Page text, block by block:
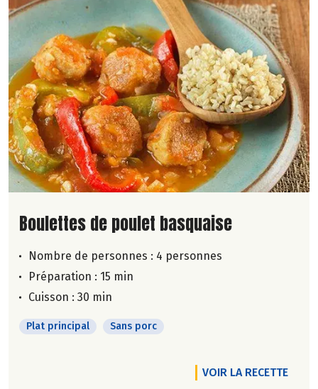
Lire la suite de la recette
Boulettes de poulet basquaise
Nombre de personnes : 4 personnes
Préparation : 15 min
Cuisson : 30 min
Plat principal Sans porc
VOIR LA RECETTE